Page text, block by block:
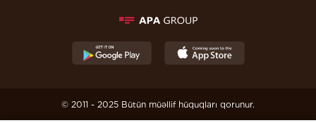
© 2011 - 2025 Bütün müəllif hüquqları qorunur.